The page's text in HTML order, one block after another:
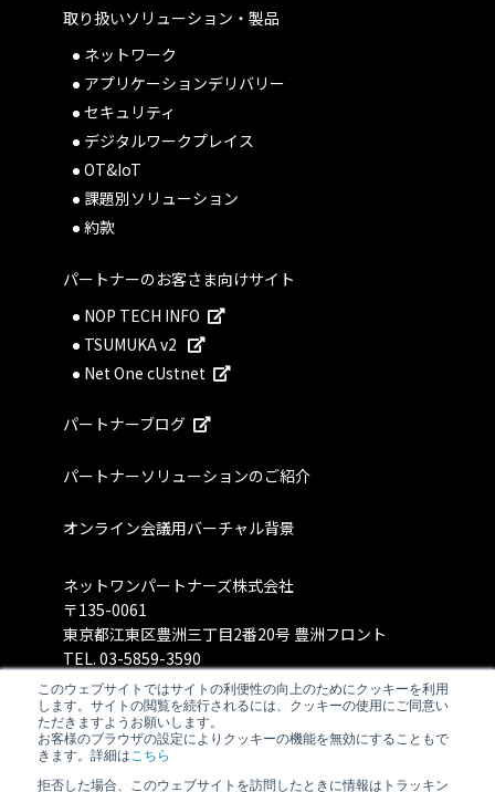
このウェブサイトではサイトの利便性の向上のためにクッキーを利用
します。サイトの閲覧を続行されるには、クッキーの使用にご同意い
ただきますようお願いします。
お客様のブラウザの設定によりクッキーの機能を無効にすることもで
きます。詳細は こちら
拒否した場合、このウェブサイトを訪問したときに情報はトラッキン
取り扱いソリューション・製品
ネットワーク
アプリケーションデリバリー
セキュリティ
デジタルワークプレイス
OT&IoT
課題別ソリューション
約款
パートナーのお客さま向けサイト
NOP TECH INFO
TSUMUKA v2
Net One cUstnet
パートナーブログ
パートナーソリューションのご紹介
オンライン会議用バーチャル背景
ネットワンパートナーズ株式会社
〒135-0061
東京都江東区豊洲三丁目2番20号 豊洲フロント
TEL. 03-5859-3590